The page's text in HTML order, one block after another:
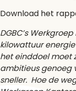
Download het
DGBC’s
kilowattuur
het einddoel moet
ambitieus genoeg
sneller. Hoe de